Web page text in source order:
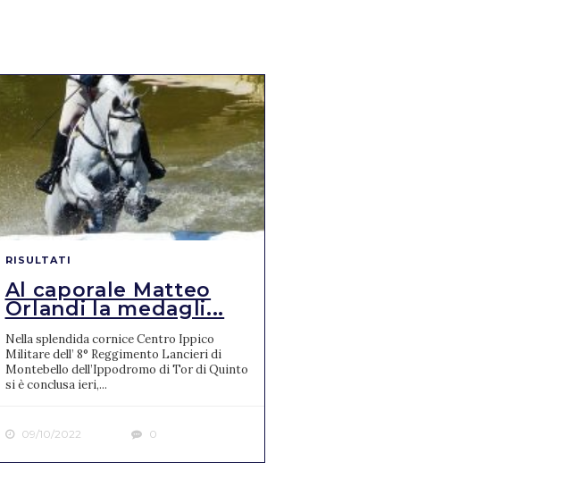
RISULTATI
Al caporale Matteo
Orlandi la medagli...
Nella splendida cornice Centro Ippico
Militare dell’ 8° Reggimento Lancieri di
Montebello dell’Ippodromo di Tor di Quinto
si è conclusa ieri,...
09/10/2022 0